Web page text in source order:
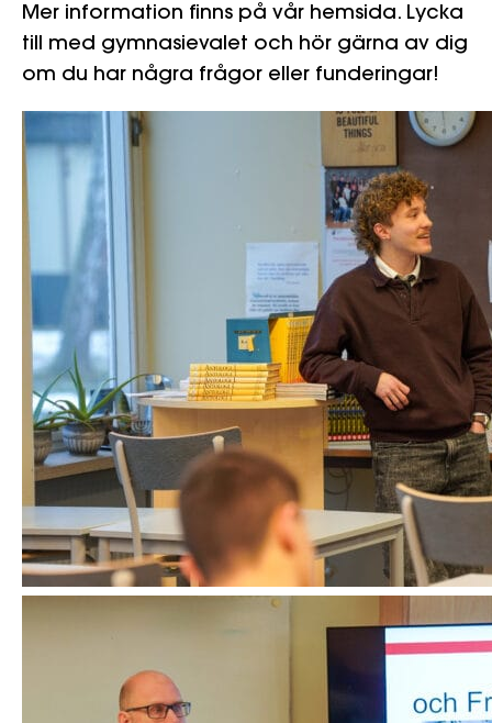
Mer information finns på vår hemsida. Lycka
till med gymnasievalet och hör gärna av dig
om du har några frågor eller funderingar!